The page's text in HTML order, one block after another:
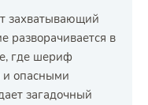
захватывающий
разворачивается в
где шериф
и опасными
загадочный